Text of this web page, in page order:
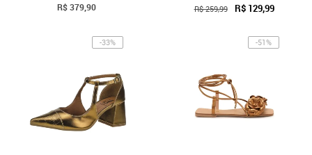
R$ 379,90 R$ 259,99 R$ 129,99
-33% -51%